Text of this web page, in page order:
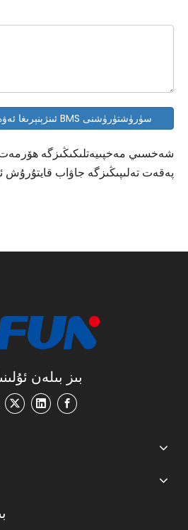
سۈرۈشتۈرۈشنى BMS ئىنژېنېرىغا ئەۋەتىڭ
شەخسىي مەخپىيەتلىكىڭىزگە ھۆرمەت
پەقەت تەلىپىڭىزگە جاۋاب قايتۇرۇش
بىز بىلەن